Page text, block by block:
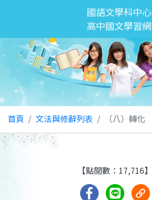
國語文學科中心
高中國文學習網
首頁 文法與修辭列表 （八）轉化
【點閱數：17,716】